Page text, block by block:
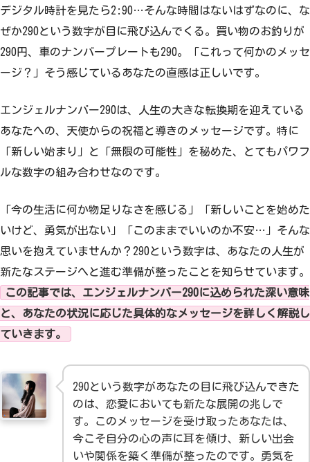
デジタル時計を見たら2:90…そんな時間はないはずなのに、な
ぜか290という数字が目に飛び込んでくる。買い物のお釣りが
290円、車のナンバープレートも290。「これって何かのメッセ
ージ？」そう感じているあなたの直感は正しいです。
エンジェルナンバー290は、人生の大きな転換期を迎えている
あなたへの、天使からの祝福と導きのメッセージです。特に
「新しい始まり」と「無限の可能性」を秘めた、とてもパワフ
ルな数字の組み合わせなのです。
「今の生活に何か物足りなさを感じる」「新しいことを始めた
いけど、勇気が出ない」「このままでいいのか不安…」そんな
思いを抱えていませんか？290という数字は、あなたの人生が
新たなステージへと進む準備が整ったことを知らせています。
この記事では、エンジェルナンバー290に込められた深い意味
と、あなたの状況に応じた具体的なメッセージを詳しく解説し
ていきます。
290という数字があなたの目に飛び込んできた
のは、恋愛においても新たな展開の兆しで
す。このメッセージを受け取ったあなたは、
今こそ自分の心の声に耳を傾け、新しい出会
いや関係を築く準備が整ったのです。勇気を